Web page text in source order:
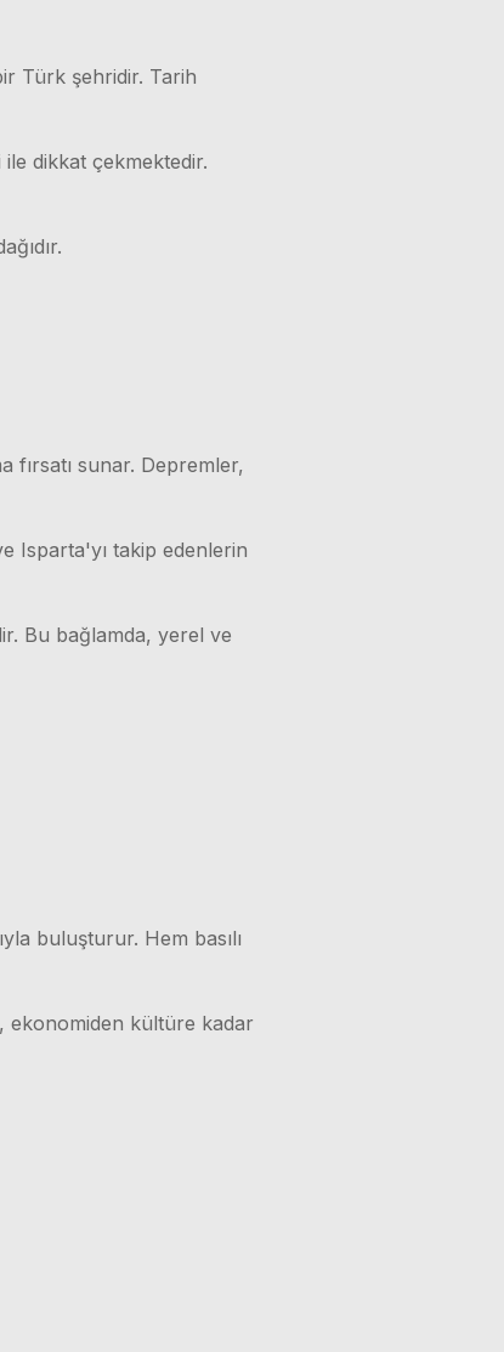
Türk şehridir. Tarih
dikkat çekmektedir.
fırsatı sunar. Depremler,
Isparta'yı takip edenlerin
Bu bağlamda, yerel ve
buluşturur. Hem basılı
ekonomiden kültüre kadar